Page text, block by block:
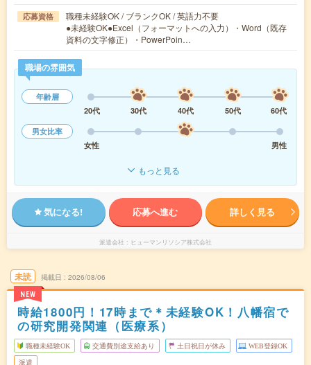
応募資格
職種未経験OK / ブランクOK / 英語力不要
●未経験OK●Excel（フォーマットへの入力）・Word（既存
資料の文字修正）・PowerPoin…
職場の雰囲気
年齢層
20代
30代 40代 50代
60代
男女比率
女性
男性
もっと見る
気になる! 応募へ進む 詳しく見る
派遣会社 ヒューマンリソシア株式会社
未読
NEW
掲載日 2026/08/06
時給1800円！17時まで＊未経験OK！八幡宿で
の研究開発関連（医療系）
職種未経験OK 交通費別途支給あり 土日祝日が休み WEB登録OK
派遣